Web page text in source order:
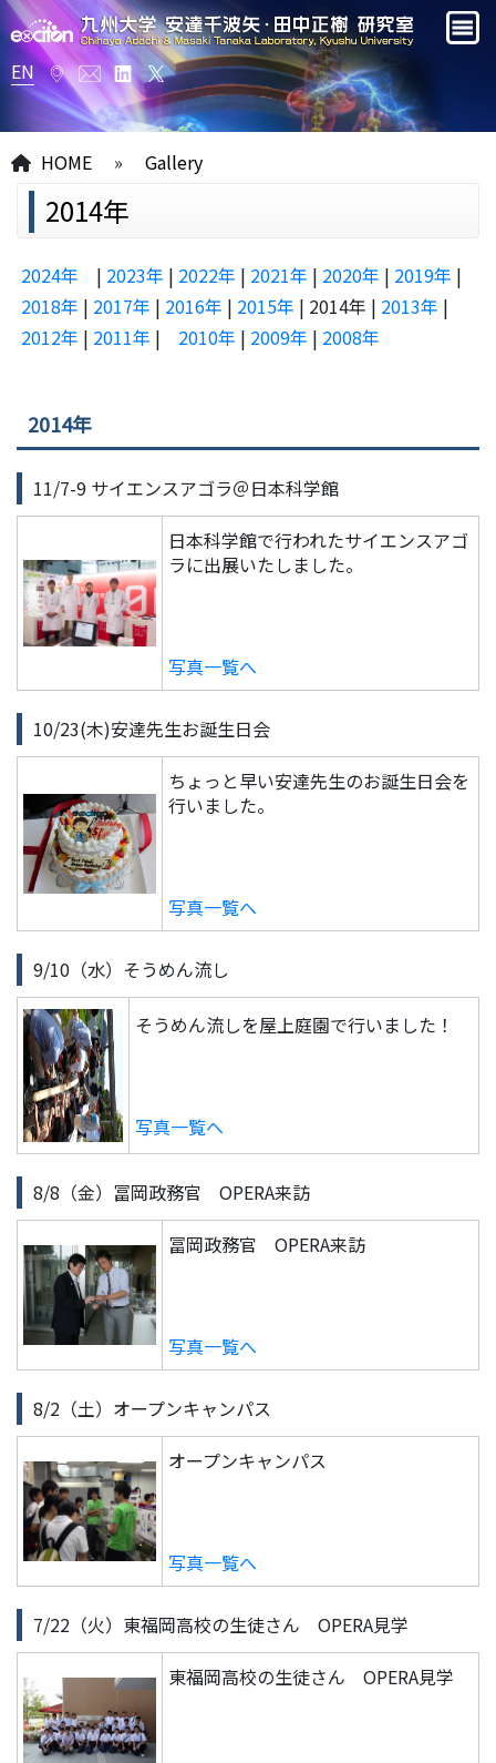
EN
HOME » Gallery
2014年
2024年 | 2023年 | 2022年 | 2021年 | 2020年 | 2019年 |
2018年 | 2017年 | 2016年 | 2015年 | 2014年 | 2013年 |
2012年 | 2011年 | 2010年 | 2009年 | 2008年
2014年
11/7-9 サイエンスアゴラ＠日本科学館
日本科学館で行われたサイエンスアゴ
ラに出展いたしました。
写真一覧へ
10/23(木)安達先生お誕生日会
ちょっと早い安達先生のお誕生日会を
行いました。
写真一覧へ
9/10（水）そうめん流し
そうめん流しを屋上庭園で行いました！
写真一覧へ
8/8（金）冨岡政務官 OPERA来訪
冨岡政務官 OPERA来訪
写真一覧へ
8/2（土）オープンキャンパス
オープンキャンパス
写真一覧へ
7/22（火）東福岡高校の生徒さん OPERA見学
東福岡高校の生徒さん OPERA見学